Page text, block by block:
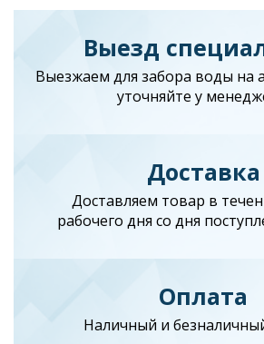
Выезд
Выезжаем для забора воды на
уточняйте у
Доставка
Доставляем товар в
рабочего дня со дня
Оплата
Наличный и